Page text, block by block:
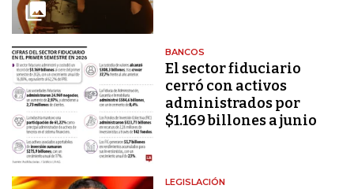
BANCOS
El sector fiduciario
cerró con activos
administrados por
$1.169 billones a junio
LEGISLACIÓN